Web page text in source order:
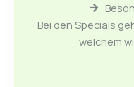
Bei den Specials
welchem